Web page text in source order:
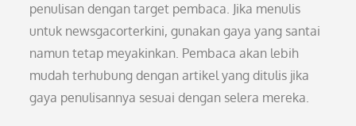
penulisan dengan target pembaca. Jika menulis
untuk newsgacorterkini, gunakan gaya yang santai
namun tetap meyakinkan. Pembaca akan lebih
mudah terhubung dengan artikel yang ditulis jika
gaya penulisannya sesuai dengan selera mereka.